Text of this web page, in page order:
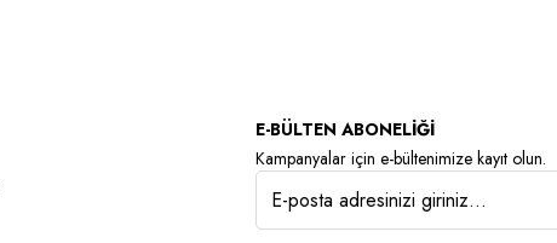
E-BÜLTEN ABONELİĞİ
Kampanyalar için e-bültenimize kayıt olun.